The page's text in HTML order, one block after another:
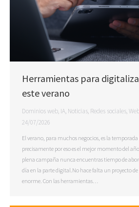
Herramientas para
este verano
Dominios web, IA, Noticias, Redes sociales,
24/07/2026
El verano, para muchos negocios, es la
precisamente por eso es el mejor momento del
plena campaña nunca encuentras tiempo de
día en la parte digital.No hace falta un proyecto
enorme. Con las herramientas…